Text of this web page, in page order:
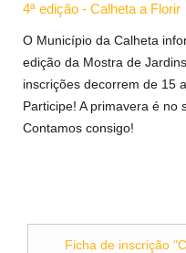
4ª edição - Calheta a Florir
O Município da Calheta
edição da Mostra de
inscrições decorrem de 15
Participe! A primavera é no
Contamos consigo!
Ficha de inscrição